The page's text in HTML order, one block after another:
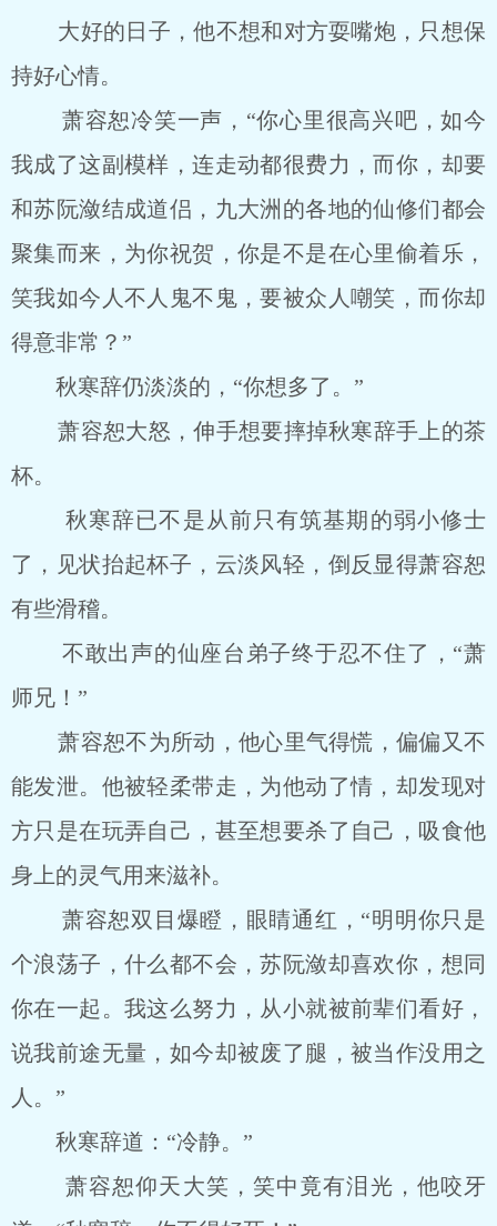
大好的日子，他不想和对方耍嘴炮，只想保
持好心情。
萧容恕冷笑一声，“你心里很高兴吧，如今
我成了这副模样，连走动都很费力，而你，却要
和苏阮潋结成道侣，九大洲的各地的仙修们都会
聚集而来，为你祝贺，你是不是在心里偷着乐，
笑我如今人不人鬼不鬼，要被众人嘲笑，而你却
得意非常？”
秋寒辞仍淡淡的，“你想多了。”
萧容恕大怒，伸手想要摔掉秋寒辞手上的茶
杯。
秋寒辞已不是从前只有筑基期的弱小修士
了，见状抬起杯子，云淡风轻，倒反显得萧容恕
有些滑稽。
不敢出声的仙座台弟子终于忍不住了，“萧
师兄！”
萧容恕不为所动，他心里气得慌，偏偏又不
能发泄。他被轻柔带走，为他动了情，却发现对
方只是在玩弄自己，甚至想要杀了自己，吸食他
身上的灵气用来滋补。
萧容恕双目爆瞪，眼睛通红，“明明你只是
个浪荡子，什么都不会，苏阮潋却喜欢你，想同
你在一起。我这么努力，从小就被前辈们看好，
说我前途无量，如今却被废了腿，被当作没用之
人。”
秋寒辞道：“冷静。”
萧容恕仰天大笑，笑中竟有泪光，他咬牙